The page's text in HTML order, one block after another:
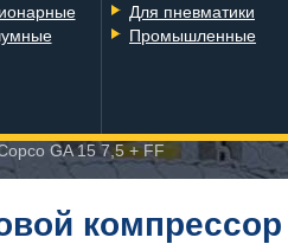
Для пневматики
Промышленные
GA 15 7,5 + FF